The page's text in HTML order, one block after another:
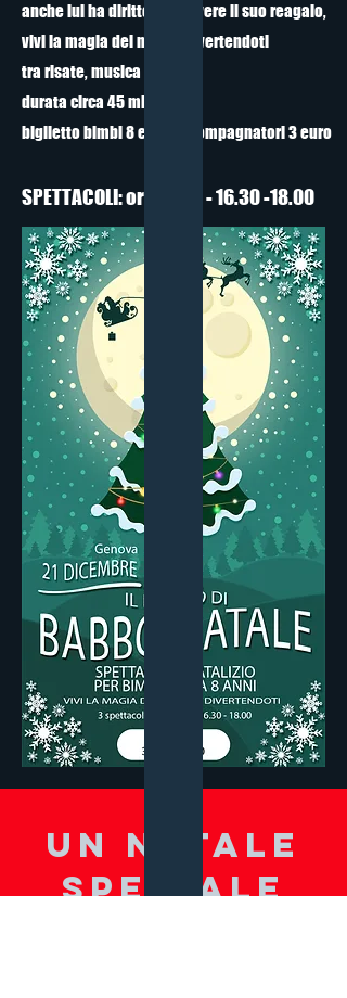
anche lui ha diritto di ricevere il suo reagalo,
vivi la magia del natale divertendoti
tra risate, musica e balli
durata circa 45 minuti
biglietto bimbi 8 euro accompagnatori 3 euro
SPETTACOLI: ore 15.00 - 16.30 -18.00
UN NATALE
SPECIALE